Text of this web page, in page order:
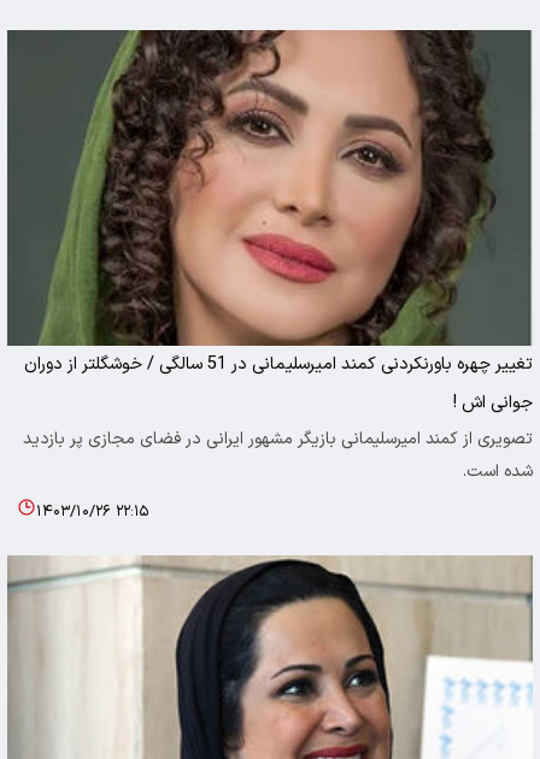
تغییر چهره باورنکردنی کمند امیرسلیمانی در 51 سالگی / خوشگلتر از دوران
جوانی اش !
تصویری از کمند امیرسلیمانی بازیگر مشهور ایرانی در فضای مجازی پر بازدید
شده است.
۱۴۰۳/۱۰/۲۶ ۲۲:۱۵